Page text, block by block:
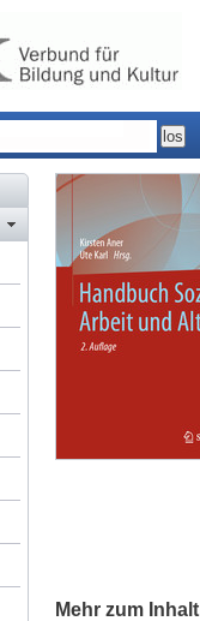
Mehr zum Inhalt